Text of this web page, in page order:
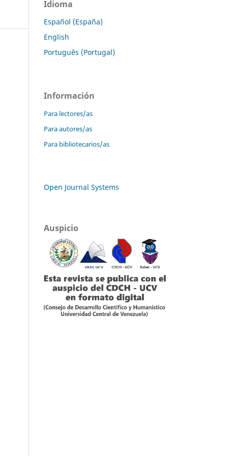
Idioma
Español (España)
English
Português (Portugal)
Información
Para lectores/as
Para autores/as
Para bibliotecarios/as
Open Journal Systems
Auspicio